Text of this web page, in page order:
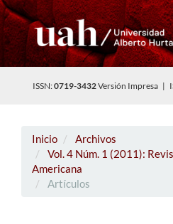
ISSN:0719-3432Versión Impresa |
Inicio
Archivos
Vol. 4 Núm. 1 (2011):
Americana
Artículos